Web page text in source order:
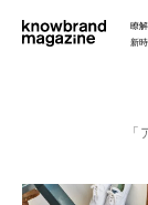
瞭
新時